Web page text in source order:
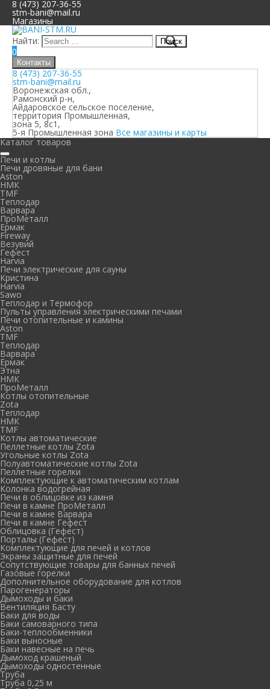
8 (473) 207-36-55
stm-bani@mail.ru
Магазины
Найти:
0
Контакты
8 (473) 207-36-55
stm-bani@mail.ru
Воронежская обл.,
Рамонский р-н,
Айдаровское сельское поселение,
территория Промышленная,
зона 5, 8с1,
5-я Промышленная зона Все магазины и карты
Каталог товаров
Печи и котлы
Печи дровяные для бани
Aston
НМК
TMF
Теплодар
Варвара
ПроМеталл
Ермак
Fireway
Везувий
Гефест
Harvia
Печи электрические для сауны
Кристина
Harvia
Sawo
Теплодар и Термофор
Пульты управления электрическими печами
Печи отопительные и камины
Aston
TMF
Теплодар
Варвара
Ермак
Этна
НМК
ПроМеталл
Котлы отопительные
Zota
Теплодар
НМК
TMF
Котлы автоматические
Пеллетные котлы Zota
Угольные котлы Zota
Полуавтоматические котлы Zota
Пеллетные горелки
Комплектующие к автоматическим котлам
Колонка водогрейная
Печи в облицовке из камня
Печи в камне ПроМеталл
Печи в камне Варвара
Печи в камне Гефест
Облицовка (Гефест)
Порталы (Гефест)
Комплектующие для печей и котлов
Экраны защитные для печей
Сопутствующие товары для банных печей
Газовые горелки
Дополнительное оборудование для котлов
Парогенераторы
Дымоходы и баки
Вентиляция Басту
Баки для воды
Баки самоварного типа
Баки-теплообменники
Баки выносные
Баки навесные на печь
Дымоход крашеный
Дымоходы одностенные
Труба
Труба 0,25 м